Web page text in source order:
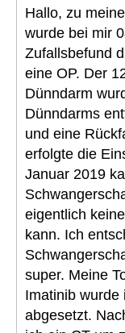
Hallo, zu
wurde bei mir
Zufallsbefund
eine OP. Der
Dünndarm
Dünndarms
und eine
erfolgte die
Januar 2019
eigentlich
kann. Ich
super. Meine
Imatinib wurde
abgesetzt.